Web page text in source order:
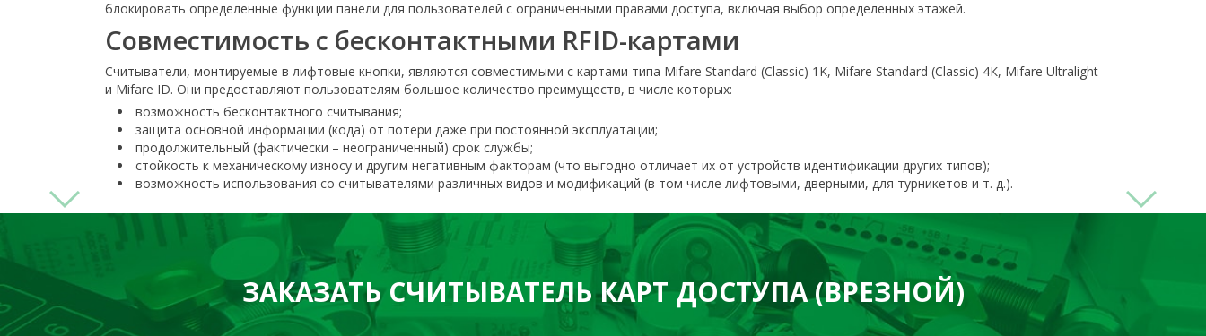
блокировать определенные функции панели для пользователей с ограниченными правами доступа, включая выбор определенных этажей.
Совместимость с бесконтактными RFID-картами
Считыватели, монтируемые в лифтовые кнопки, являются совместимыми с картами типа Mifare Standard (Classic) 1K, Mifare Standard (Classic) 4К, Mifare Ultralight
и Mifare ID. Они предоставляют пользователям большое количество преимуществ, в числе которых:
возможность бесконтактного считывания;
защита основной информации (кода) от потери даже при постоянной эксплуатации;
продолжительный (фактически – неограниченный) срок службы;
стойкость к механическому износу и другим негативным факторам (что выгодно отличает их от устройств идентификации других типов);
возможность использования со считывателями различных видов и модификаций (в том числе лифтовыми, дверными, для турникетов и т. д.).
ЗАКАЗАТЬ СЧИТЫВАТЕЛЬ КАРТ ДОСТУПА (ВРЕЗНОЙ)